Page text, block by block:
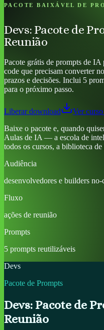
PACOTE BAIXÁVEL DE
Devs: Pacote de
Reunião
Pacote grátis de prompts de
code que precisam converter
prazos e decisões. Inclui 5
para o próximo passo.
Liberar download
Ver
Baixe o pacote e, quando
Aulas de IA — a escola de
todos os cursos, a biblioteca
Audiência
desenvolvedores e builders no-
Fluxo
ações de reunião
Prompts
5 prompts reutilizáveis
Devs
Pacote de Prompts
Devs: Pacote de
Reunião